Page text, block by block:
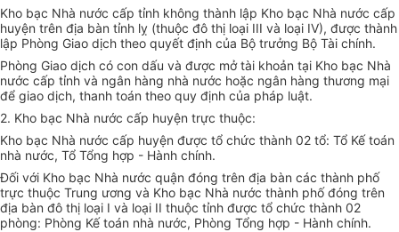
Kho bạc Nhà nước cấp tỉnh không thành lập Kho bạc Nhà nước cấp
huyện trên địa bàn tỉnh lỵ (thuộc đô thị loại III và loại IV), được thành
lập Phòng Giao dịch theo quyết định của Bộ trưởng Bộ Tài chính.
Phòng Giao dịch có con dấu và được mở tài khoản tại Kho bạc Nhà
nước cấp tỉnh và ngân hàng nhà nước hoặc ngân hàng thương mại
để giao dịch, thanh toán theo quy định của pháp luật.
2. Kho bạc Nhà nước cấp huyện trực thuộc:
Kho bạc Nhà nước cấp huyện được tổ chức thành 02 tổ: Tổ Kế toán
nhà nước, Tổ Tổng hợp - Hành chính.
Đối với Kho bạc Nhà nước quận đóng trên địa bàn các thành phố
trực thuộc Trung ương và Kho bạc Nhà nước thành phố đóng trên
địa bàn đô thị loại I và loại II thuộc tỉnh được tổ chức thành 02
phòng: Phòng Kế toán nhà nước, Phòng Tổng hợp - Hành chính.